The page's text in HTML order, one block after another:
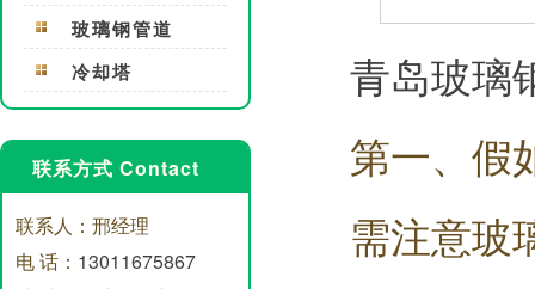
玻璃钢管道
冷却塔
联系方式 Contact
联系人：邢经理
电 话： 13011675867
青岛玻璃
第一、假
需注意玻